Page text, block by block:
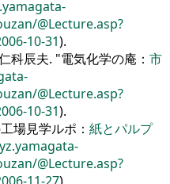
@Lecture.asp?
10-31).
科辰夫. 電気化学の庵： 市
@Lecture.asp?
10-31).
場見学ルポ： 紙とパルプ
@Lecture.asp?